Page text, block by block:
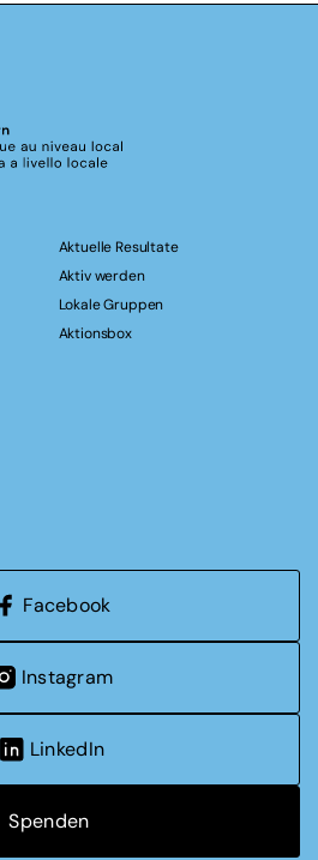
Aktuelle Resultate
Aktiv werden
Lokale Gruppen
Aktionsbox
Facebook
Instagram
LinkedIn
Spenden